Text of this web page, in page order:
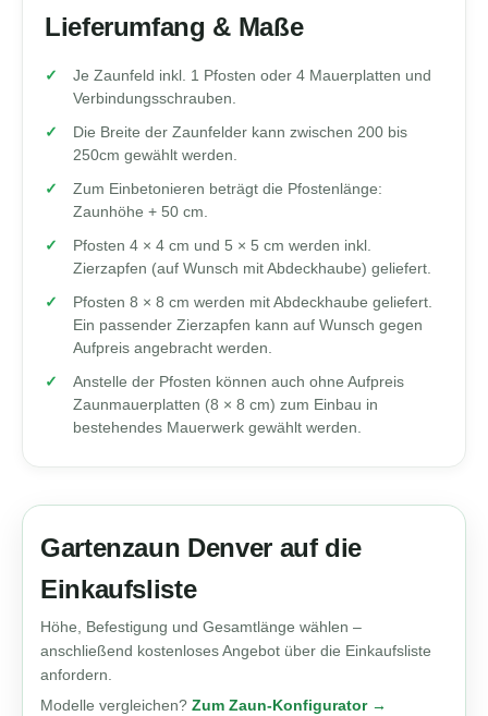
Lieferumfang & Maße
Je Zaunfeld inkl. 1 Pfosten oder 4 Mauerplatten und
Verbindungsschrauben.
Die Breite der Zaunfelder kann zwischen 200 bis
250cm gewählt werden.
Zum Einbetonieren beträgt die Pfostenlänge:
Zaunhöhe + 50 cm.
Pfosten 4 × 4 cm und 5 × 5 cm werden inkl.
Zierzapfen (auf Wunsch mit Abdeckhaube) geliefert.
Pfosten 8 × 8 cm werden mit Abdeckhaube geliefert.
Ein passender Zierzapfen kann auf Wunsch gegen
Aufpreis angebracht werden.
Anstelle der Pfosten können auch ohne Aufpreis
Zaunmauerplatten (8 × 8 cm) zum Einbau in
bestehendes Mauerwerk gewählt werden.
Gartenzaun Denver auf die
Einkaufsliste
Höhe, Befestigung und Gesamtlänge wählen –
anschließend kostenloses Angebot über die Einkaufsliste
anfordern.
Modelle vergleichen? Zum Zaun-Konfigurator →